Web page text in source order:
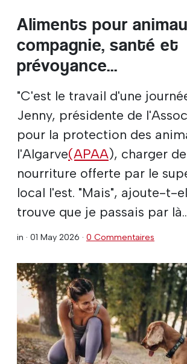
Aliments pour
compagnie, santé et
prévoyance...
"C'est le travail d'une
Jenny, présidente de
pour la protection des
l'Algarve(APAA), charger
nourriture offerte par le
local l'est. "Mais", ajoute-t-
trouve que je passais par
in · 01 May 2026 · 0 Commentaires